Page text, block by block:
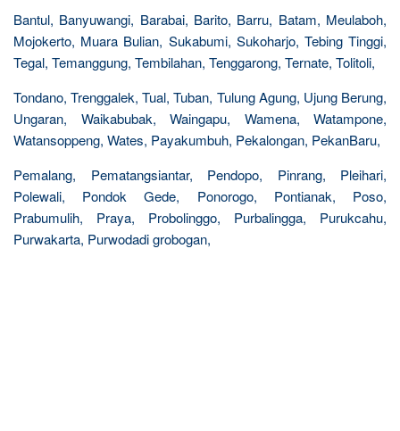
Bantul, Banyuwangi, Barabai, Barito, Barru, Batam, Meulaboh,
Mojokerto, Muara Bulian, Sukabumi, Sukoharjo, Tebing Tinggi,
Tegal, Temanggung, Tembilahan, Tenggarong, Ternate, Tolitoli,
Tondano, Trenggalek, Tual, Tuban, Tulung Agung, Ujung Berung,
Ungaran, Waikabubak, Waingapu, Wamena, Watampone,
Watansoppeng, Wates, Payakumbuh, Pekalongan, PekanBaru,
Pemalang, Pematangsiantar, Pendopo, Pinrang, Pleihari,
Polewali, Pondok Gede, Ponorogo, Pontianak, Poso,
Prabumulih, Praya, Probolinggo, Purbalingga, Purukcahu,
Purwakarta, Purwodadi grobogan,